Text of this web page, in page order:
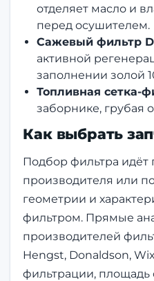
отделяет масло и
перед осушителем.
Сажевый фильтр
активной
заполнении золой
Топливная сетка-
заборнике, грубая
Как выбрать
Подбор фильтра идёт
производителя или
геометрии и
фильтром. Прямые
производителей
Hengst, Donaldson,
фильтрации,